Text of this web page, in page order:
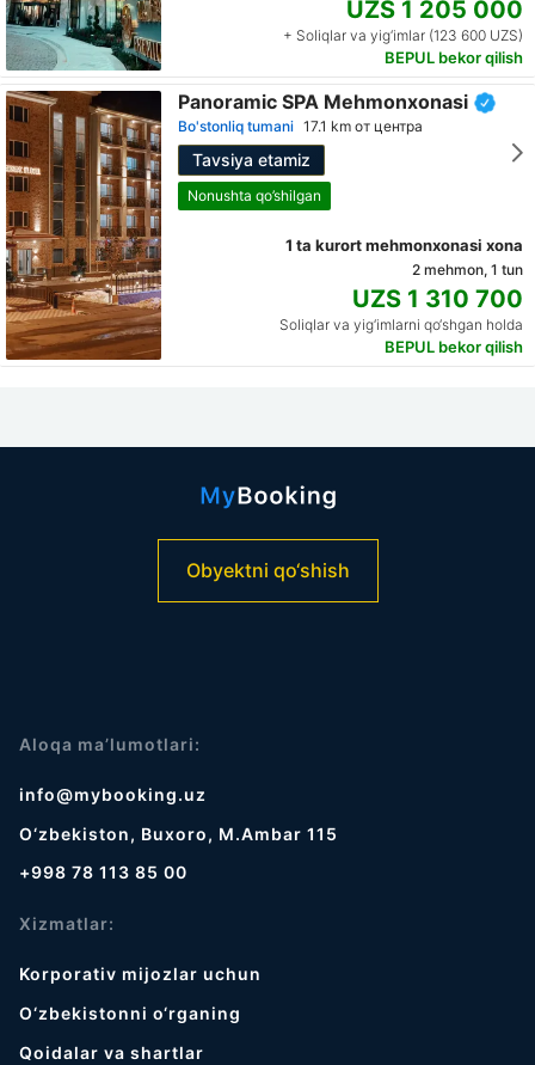
UZS 1 205 000
+ Soliqlar va yig‘imlar (123 600 UZS)
BEPUL bekor qilish
Panoramic SPA Mehmonxonasi
Bo'stonliq tumani 17.1 km от центра
Tavsiya etamiz
Nonushta qo’shilgan
1 ta kurort mehmonxonasi xona
2 mehmon, 1 tun
UZS 1 310 700
Soliqlar va yig‘imlarni qo‘shgan holda
BEPUL bekor qilish
Obyektni qo‘shish
Aloqa ma’lumotlari:
info@mybooking.uz
O‘zbekiston, Buxoro, M.Ambar 115
+998 78 113 85 00
Xizmatlar:
Korporativ mijozlar uchun
O‘zbekistonni o‘rganing
Qoidalar va shartlar